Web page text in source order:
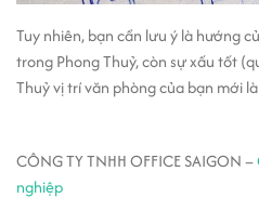
Tuy nhiên, bạn cần lưu ý là hướng
trong Phong Thuỷ, còn sự xấu tốt
Thuỷ vị trí văn phòng của bạn mới
CÔNG TY TNHH OFFICE SAIGON –
nghiệp